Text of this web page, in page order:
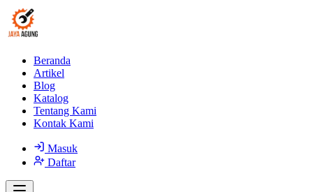
Beranda
Artikel
Blog
Katalog
Tentang Kami
Kontak Kami
Masuk
Daftar